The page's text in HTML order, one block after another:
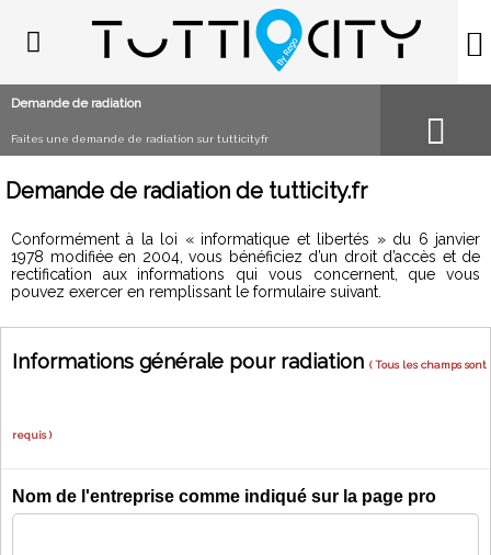
Demande de radiation
Faites une demande de radiation sur tutticity.fr
Demande de radiation de tutticity.fr
Conformément à la loi « informatique et libertés » du 6 janvier
1978 modifiée en 2004, vous bénéficiez d’un droit d’accès et de
rectification aux informations qui vous concernent, que vous
pouvez exercer en remplissant le formulaire suivant.
Informations générale pour radiation ( Tous les champs sont
requis )
Nom de l'entreprise comme indiqué sur la page pro